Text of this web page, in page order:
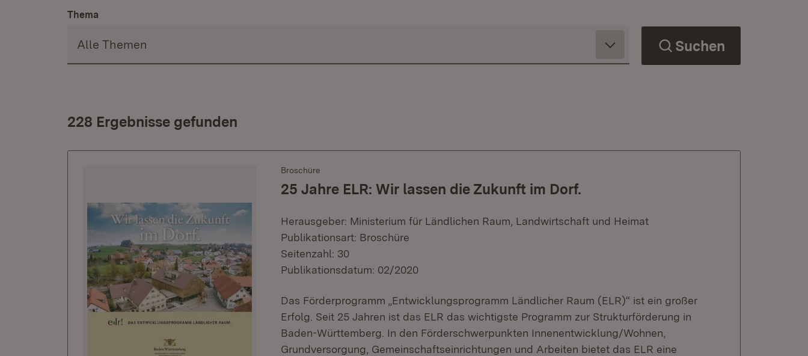
Thema
Suchen
228 Ergebnisse gefunden
Broschüre
25 Jahre ELR: Wir lassen die Zukunft im Dorf.
Herausgeber: Ministerium für Ländlichen Raum, Landwirtschaft und Heimat
Publikationsart: Broschüre
Seitenzahl: 30
Publikationsdatum: 02/2020
Das Förderprogramm „Entwicklungsprogramm Ländlicher Raum (ELR)“ ist ein großer
Erfolg. Seit 25 Jahren ist das ELR das wichtigste Programm zur Strukturförderung in
Baden-Württemberg. In den Förderschwerpunkten Innenentwicklung/Wohnen,
Grundversorgung, Gemeinschaftseinrichtungen und Arbeiten bietet das ELR eine